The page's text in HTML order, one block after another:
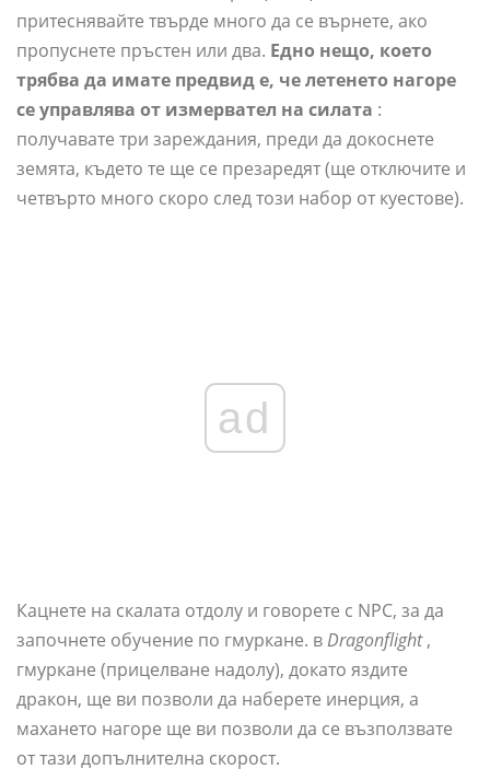
притеснявайте твърде много да се върнете, ако
пропуснете пръстен или два. Едно нещо, което
трябва да имате предвид е, че летенето нагоре
се управлява от измервател на силата :
получавате три зареждания, преди да докоснете
земята, където те ще се презаредят (ще отключите и
четвърто много скоро след този набор от куестове).
ad
Кацнете на скалата отдолу и говорете с NPC, за да
започнете обучение по гмуркане. вDragonflight,
гмуркане (прицелване надолу), докато яздите
дракон, ще ви позволи да наберете инерция, а
махането нагоре ще ви позволи да се възползвате
от тази допълнителна скорост.